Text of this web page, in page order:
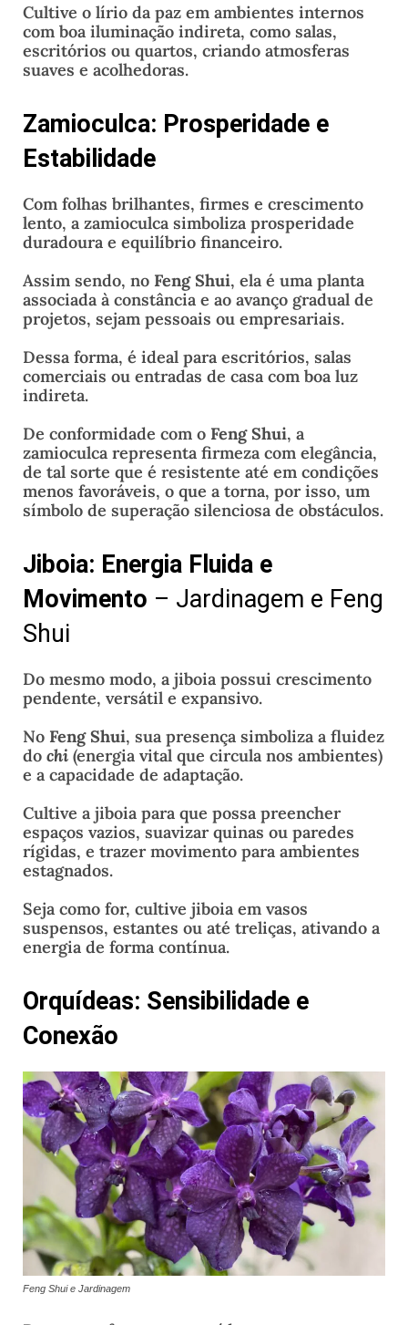
Cultive o lírio da paz em ambientes internos
com boa iluminação indireta, como salas,
escritórios ou quartos, criando atmosferas
suaves e acolhedoras.
Zamioculca: Prosperidade e
Estabilidade
Com folhas brilhantes, firmes e crescimento
lento, a zamioculca simboliza prosperidade
duradoura e equilíbrio financeiro.
Assim sendo, no Feng Shui, ela é uma planta
associada à constância e ao avanço gradual de
projetos, sejam pessoais ou empresariais.
Dessa forma, é ideal para escritórios, salas
comerciais ou entradas de casa com boa luz
indireta.
De conformidade com o Feng Shui, a
zamioculca representa firmeza com elegância,
de tal sorte que é resistente até em condições
menos favoráveis, o que a torna, por isso, um
símbolo de superação silenciosa de obstáculos.
Jiboia: Energia Fluida e
Movimento – Jardinagem e Feng
Shui
Do mesmo modo, a jiboia possui crescimento
pendente, versátil e expansivo.
No Feng Shui, sua presença simboliza a fluidez
do chi (energia vital que circula nos ambientes)
e a capacidade de adaptação.
Cultive a jiboia para que possa preencher
espaços vazios, suavizar quinas ou paredes
rígidas, e trazer movimento para ambientes
estagnados.
Seja como for, cultive jiboia em vasos
suspensos, estantes ou até treliças, ativando a
energia de forma contínua.
Orquídeas: Sensibilidade e
Conexão
Feng Shui e Jardinagem